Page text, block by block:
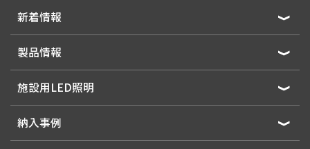
新着情報
製品情報
施設用LED照明
納入事例